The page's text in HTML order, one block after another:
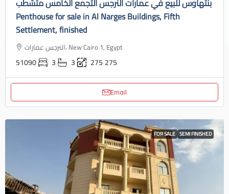
بنتهاوس للبيع في عمارات النرجس التجمع الخامس متشطب
Penthouse for sale in Al Narges Buildings, Fifth
Settlement, finished
النرجس عمارات، New Cairo 1, Egypt
51090 3 3 275 275
Email
FOR SALE SEMI FINISHED